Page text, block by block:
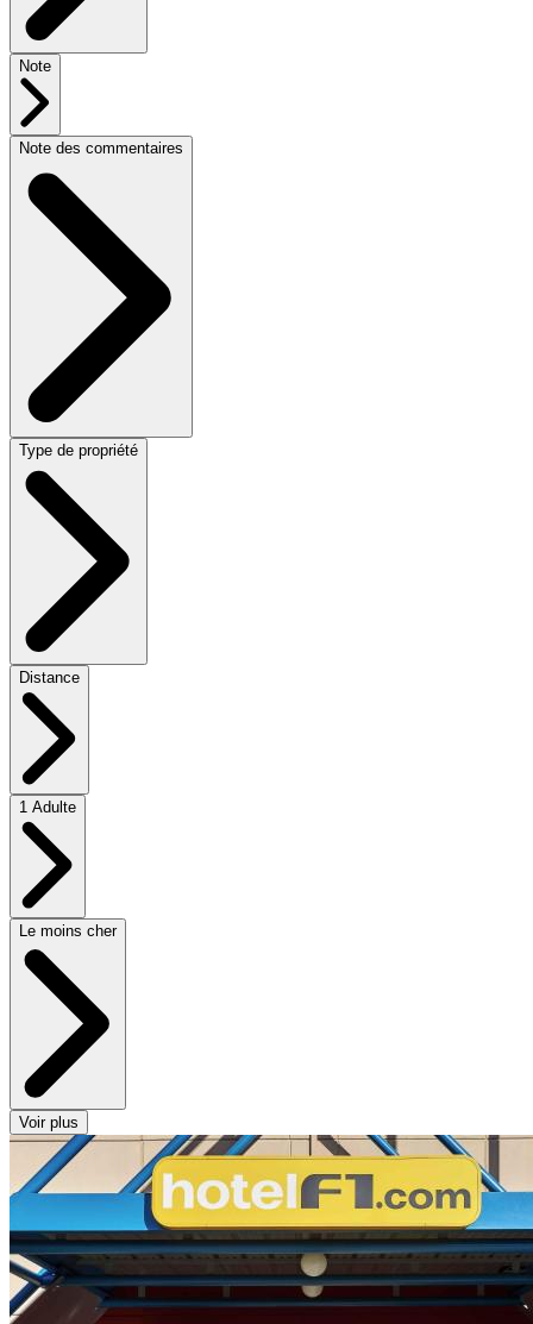
Note
Note des commentaires
Type de propriété
Distance
1 Adulte
Le moins cher
Voir plus